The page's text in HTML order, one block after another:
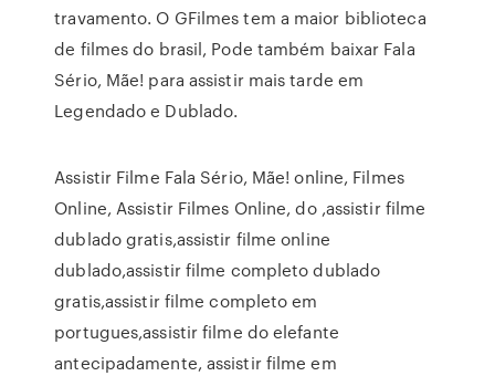
travamento. O GFilmes tem a maior biblioteca
de filmes do brasil, Pode também baixar Fala
Sério, Mãe! para assistir mais tarde em
Legendado e Dublado.
Assistir Filme Fala Sério, Mãe! online, Filmes
Online, Assistir Filmes Online, do ,assistir filme
dublado gratis,assistir filme online
dublado,assistir filme completo dublado
gratis,assistir filme completo em
portugues,assistir filme do elefante
antecipadamente, assistir filme em